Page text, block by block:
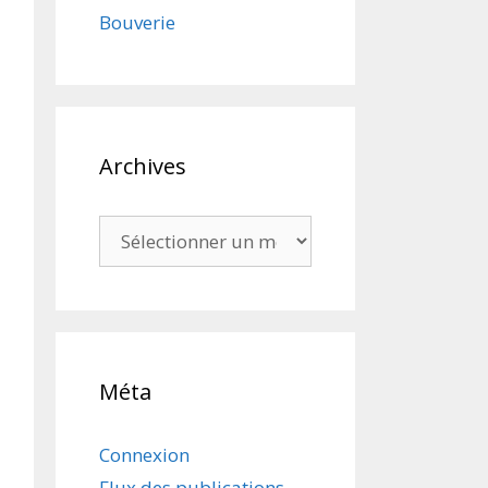
Bouverie
Archives
Méta
Connexion